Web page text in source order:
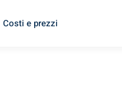
Costi e prezzi